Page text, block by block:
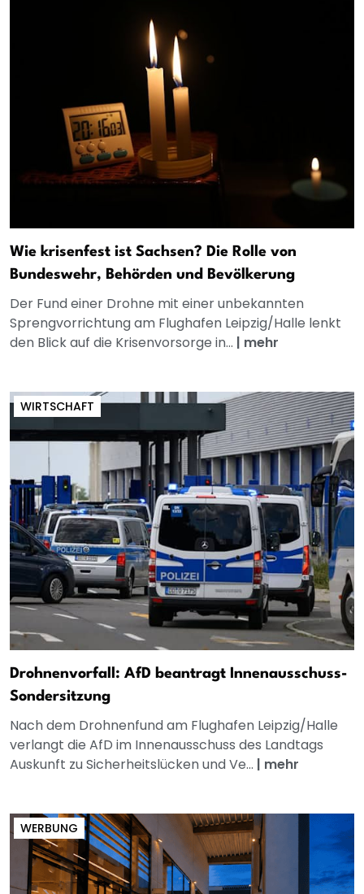
Wie krisenfest ist Sachsen? Die Rolle von
Bundeswehr, Behörden und Bevölkerung
Der Fund einer Drohne mit einer unbekannten
Sprengvorrichtung am Flughafen Leipzig/Halle lenkt
den Blick auf die Krisenvorsorge in... | mehr
WIRTSCHAFT
Drohnenvorfall: AfD beantragt Innenausschuss-
Sondersitzung
Nach dem Drohnenfund am Flughafen Leipzig/Halle
verlangt die AfD im Innenausschuss des Landtags
Auskunft zu Sicherheitslücken und Ve... | mehr
WERBUNG